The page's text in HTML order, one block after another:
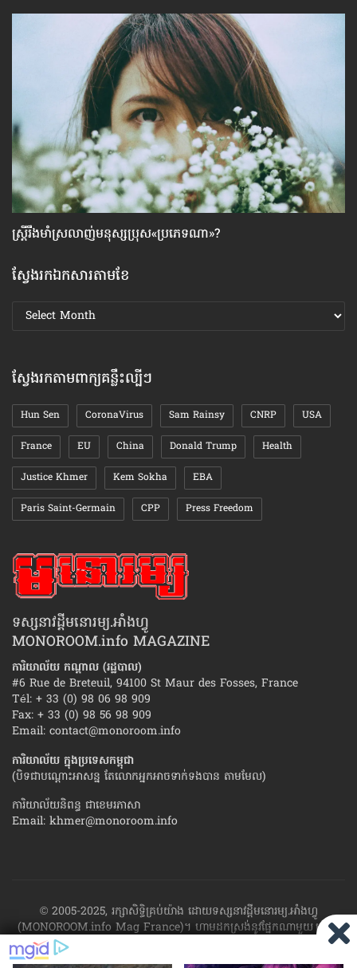
ស្ដ្រីរឹងមាំស្រលាញ់មនុស្សប្រុស«ប្រភេទណា»?
ស្វែងរកឯកសារតាមខែ
ស្វែងរក
ឯកសារ
ស្វែងរកតាមពាក្យគន្លឹះល្បីៗ
Hun Sen CoronaVirus Sam Rainsy CNRP USA
France EU China Donald Trump Health
Justice Khmer Kem Sokha EBA
Paris Saint-Germain CPP Press Freedom
ទស្សនាវដ្ដីមនោរម្យ.អាំងហ្វូ
MONOROOM.info MAGAZINE
ការិយាល័យ កណ្ដាល (រដ្ឋបាល)
#6 Rue de Breteuil, 94100 St Maur des Fosses, France
Tél: + 33 (0) 98 06 98 909
Fax: + 33 (0) 98 56 98 909
Email: contact@monoroom.info
ការិយាល័យ ក្នុង​ប្រទេស​កម្ពុជា
(បិទជាបណ្ដោះអាសន្ន តែលោកអ្នកអាចទាក់ទងបាន តាមមែល)
ការិយាល័យនិពន្ធ ជាខេមរភាសា
Email: khmer@monoroom.info
© 2005-2025, រក្សាសិទ្ធិគ្រប់យ៉ាង ដោយទស្សនាវដ្ដី​មនោរម្យ.អាំងហ្វូ
(MONOROOM.info Mag France)។ ហាម​ដក​ស្រង់​នូវ​ផ្នែក​ណា​មួយ​ ឬ​ផ្នែក​
ទាំង​អស់ ​នៃ​ការ​ផ្សាយ​របស់​ទស្សនាវដ្ដី​​មនោរម្យ.អាំងហ្វូ យក​ទៅ​​បោះពុម្ព នៅ
លើក្រដាស ឬតាម​ប្រព័ន្ធ​អេឡិច​ត្រូនិច - ផ្សាយ​តាម​រលក​ធាតុអាកាស ឬតាមប្រព័ន្ធ